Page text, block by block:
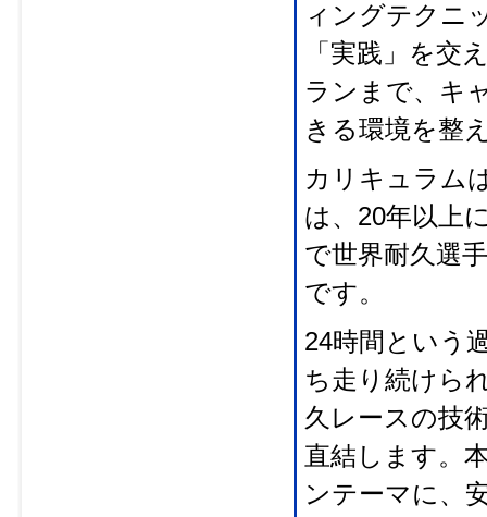
ィングテクニ
「実践」を交
ランまで、キ
きる環境を整
カリキュラム
は、20年以上
で世界耐久選
です。
24時間という
ち走り続けら
久レースの技
直結します。
ンテーマに、